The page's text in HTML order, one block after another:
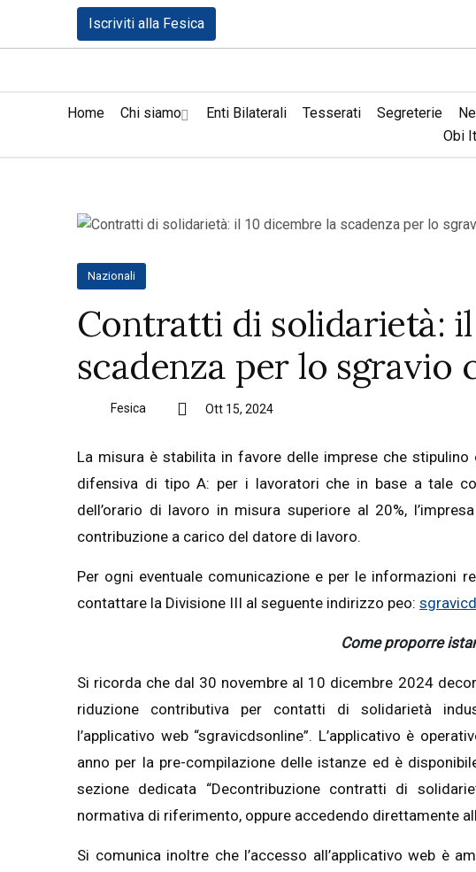
Iscriviti alla Fesica
Home Chi siamo Enti Bilaterali Tesserati Segreterie
Obi
Nazionali
Contratti di solidarietà:
scadenza per lo
Fesica Ott 15, 2024
La misura è stabilita in favore delle imprese che
difensiva di tipo A: per i lavoratori che in base a tale
dell’orario di lavoro in misura superiore al 20%,
contribuzione a carico del datore di lavoro.
Per ogni eventuale comunicazione e per le informazioni
contattare la Divisione III al seguente indirizzo peo:
Come proporre
Si ricorda che dal 30 novembre al 10 dicembre 2024
riduzione contributiva per contatti di solidarietà
l’applicativo web “sgravicdsonline”. L’applicativo è
anno per la pre-compilazione delle istanze ed è
sezione dedicata “Decontribuzione contratti di
normativa di riferimento, oppure accedendo direttamente
Si comunica inoltre che l’accesso all’applicativo web è